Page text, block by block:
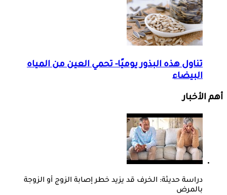
تناول هذه البذور يوميًا- تحمي العين من المياه
البيضاء
أهم الأخبار
دراسة حديثة: الخرف قد يزيد خطر إصابة الزوج أو الزوجة
بالمرض